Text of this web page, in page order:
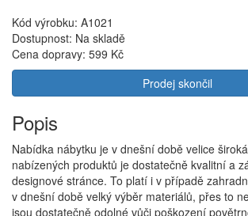
Kód výrobku: A1021
Dostupnost: Na skladě
Cena dopravy: 599 Kč
Prodej skončil
Popis
Nabídka nábytku je v dnešní době velice
nabízených produktů je dostatečně kvalitní a
designové stránce. To platí i v případě
v dnešní době velký výběr materiálů, přes to
jsou dostatečně odolné vůči poškození